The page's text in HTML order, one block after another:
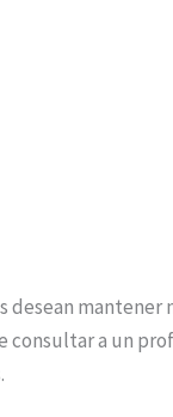
mantener
consultar a un